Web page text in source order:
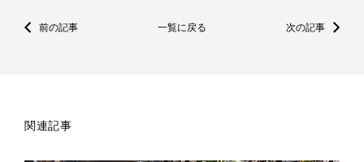
前の記事 一覧に戻る 次の記事
関連記事